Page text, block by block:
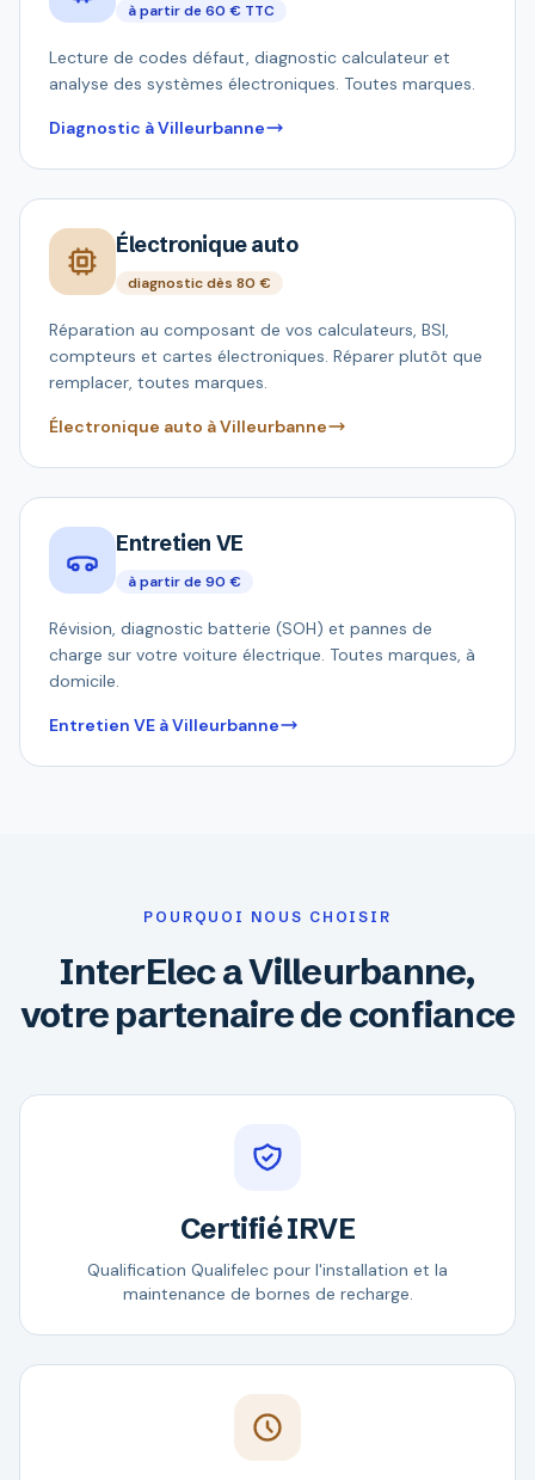
à partir de 60 € TTC
Lecture de codes défaut, diagnostic calculateur et
analyse des systèmes électroniques. Toutes marques.
Diagnostic à Villeurbanne
Électronique auto
diagnostic dès 80 €
Réparation au composant de vos calculateurs, BSI,
compteurs et cartes électroniques. Réparer plutôt que
remplacer, toutes marques.
Électronique auto à Villeurbanne
Entretien VE
à partir de 90 €
Révision, diagnostic batterie (SOH) et pannes de
charge sur votre voiture électrique. Toutes marques, à
domicile.
Entretien VE à Villeurbanne
POURQUOI NOUS CHOISIR
InterElec a Villeurbanne,
votre partenaire de confiance
Certifié IRVE
Qualification Qualifelec pour l'installation et la
maintenance de bornes de recharge.